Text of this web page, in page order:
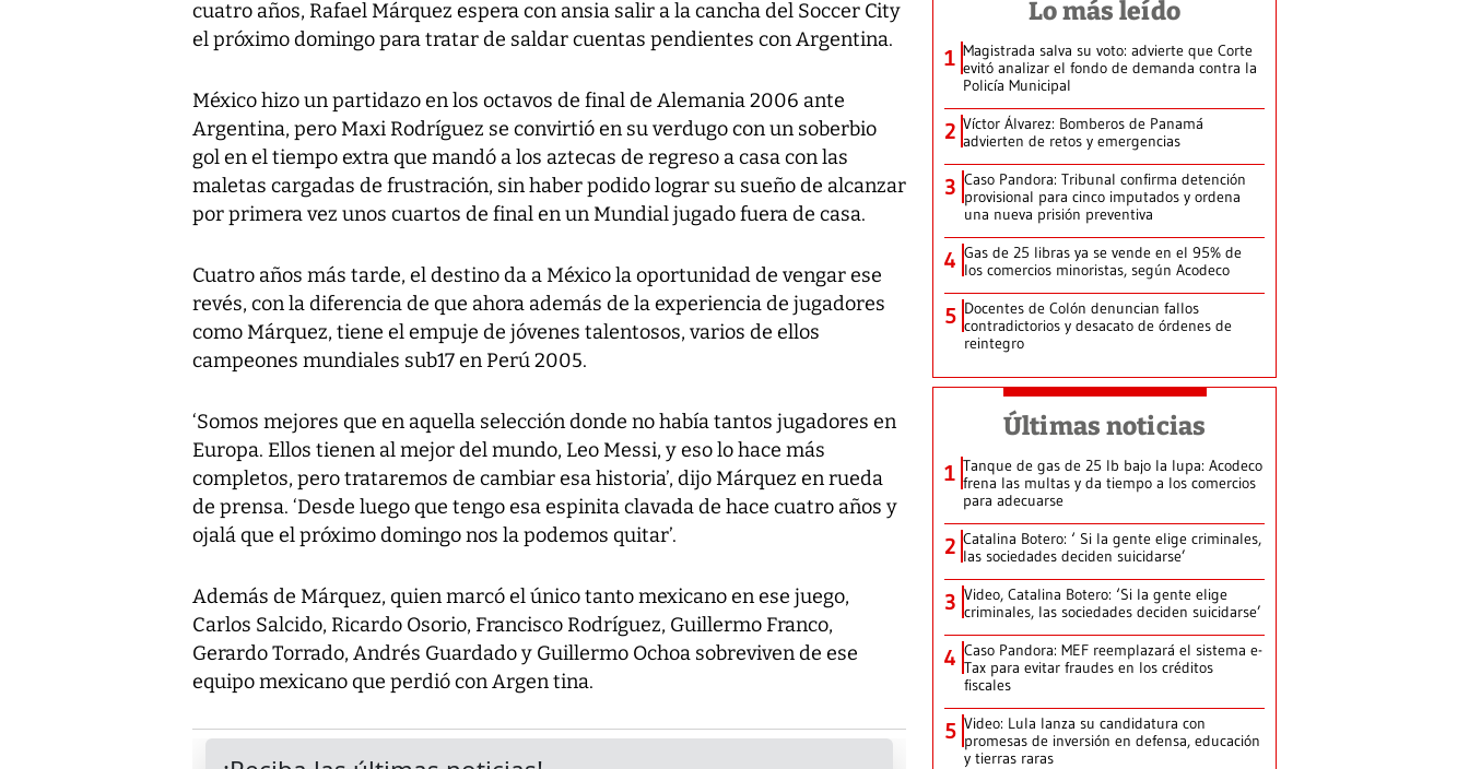
cuatro años, Rafael Márquez espera con ansia salir a la cancha del Soccer City
el próximo domingo para tratar de saldar cuentas pendientes con Argentina.
México hizo un partidazo en los octavos de final de Alemania 2006 ante
Argentina, pero Maxi Rodríguez se convirtió en su verdugo con un soberbio
gol en el tiempo extra que mandó a los aztecas de regreso a casa con las
maletas cargadas de frustración, sin haber podido lograr su sueño de alcanzar
por primera vez unos cuartos de final en un Mundial jugado fuera de casa.
Cuatro años más tarde, el destino da a México la oportunidad de vengar ese
revés, con la diferencia de que ahora además de la experiencia de jugadores
como Márquez, tiene el empuje de jóvenes talentosos, varios de ellos
campeones mundiales sub17 en Perú 2005.
‘Somos mejores que en aquella selección donde no había tantos jugadores en
Europa. Ellos tienen al mejor del mundo, Leo Messi, y eso lo hace más
completos, pero trataremos de cambiar esa historia’, dijo Márquez en rueda
de prensa. ‘Desde luego que tengo esa espinita clavada de hace cuatro años y
ojalá que el próximo domingo nos la podemos quitar’.
Además de Márquez, quien marcó el único tanto mexicano en ese juego,
Carlos Salcido, Ricardo Osorio, Francisco Rodríguez, Guillermo Franco,
Gerardo Torrado, Andrés Guardado y Guillermo Ochoa sobreviven de ese
equipo mexicano que perdió con Argen tina.
Lo más leído
1 Magistrada salva su voto: advierte que Corte
evitó analizar el fondo de demanda contra la
Policía Municipal
2 Víctor Álvarez: Bomberos de Panamá
advierten de retos y emergencias
3 Caso Pandora: Tribunal confirma detención
provisional para cinco imputados y ordena
una nueva prisión preventiva
4 Gas de 25 libras ya se vende en el 95% de
los comercios minoristas, según Acodeco
5 Docentes de Colón denuncian fallos
contradictorios y desacato de órdenes de
reintegro
Últimas noticias
1 Tanque de gas de 25 lb bajo la lupa: Acodeco
frena las multas y da tiempo a los comercios
para adecuarse
2 Catalina Botero: ‘ Si la gente elige criminales,
las sociedades deciden suicidarse’
3 Video, Catalina Botero: ‘Si la gente elige
criminales, las sociedades deciden suicidarse’
4 Caso Pandora: MEF reemplazará el sistema e-
Tax para evitar fraudes en los créditos
fiscales
5 Video: Lula lanza su candidatura con
promesas de inversión en defensa, educación
y tierras raras